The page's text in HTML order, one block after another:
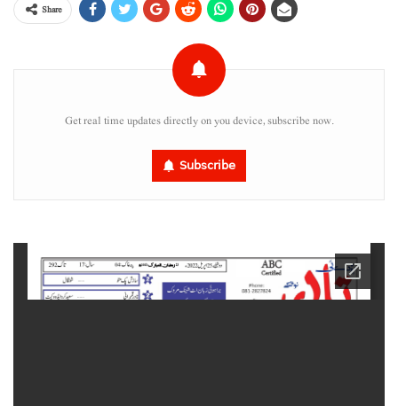
Share
Get real time updates directly on you device, subscribe now.
Subscribe